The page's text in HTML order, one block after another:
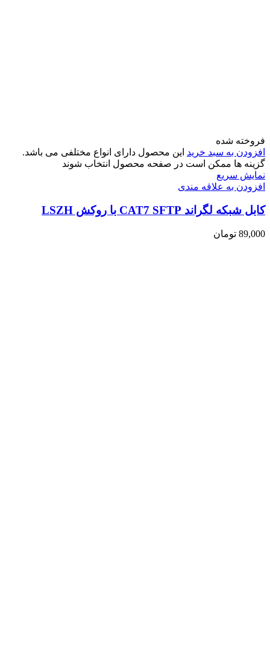
فروخته شده
افزودن به سبد خرید این محصول دارای انواع مختلفی می باشد.
گزینه ها ممکن است در صفحه محصول انتخاب شوند
نمایش سریع
افزودن به علاقه مندی
کابل شبکه لگراند CAT7 SFTP با روکش LSZH
89,000 تومان